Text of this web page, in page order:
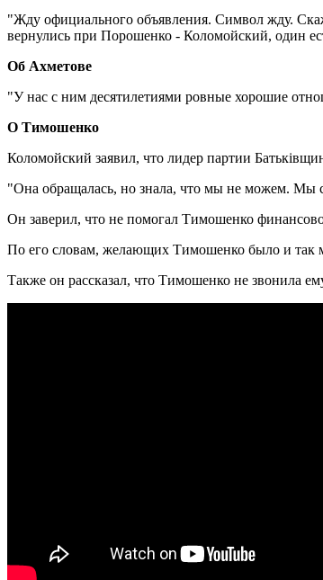
"Жду официального объявления. Символ жду.
вернулись при Порошенко - Коломойский, один
Об Ахметове
"У нас с ним десятилетиями ровные хорошие
О Тимошенко
Коломойский заявил, что лидер партии
"Она обращалась, но знала, что мы не можем. Мы
Он заверил, что не помогал Тимошенко
По его словам, желающих Тимошенко было и так
Также он рассказал, что Тимошенко не звонила